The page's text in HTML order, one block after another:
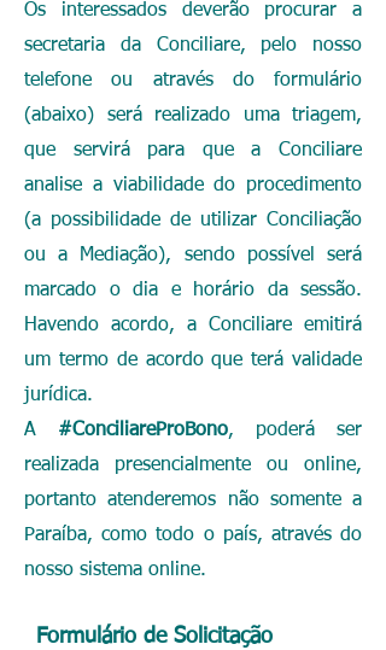
Os interessados deverão procurar a
secretaria da Conciliare, pelo nosso
telefone ou através do formulário
(abaixo) será realizado uma triagem,
que servirá para que a Conciliare
analise a viabilidade do procedimento
(a possibilidade de utilizar Conciliação
ou a Mediação), sendo possível será
marcado o dia e horário da sessão.
Havendo acordo, a Conciliare emitirá
um termo de acordo que terá validade
jurídica.
A #ConciliareProBono, poderá ser
realizada presencialmente ou online,
portanto atenderemos não somente a
Paraíba, como todo o país, através do
nosso sistema online.
Formulário de Solicitação